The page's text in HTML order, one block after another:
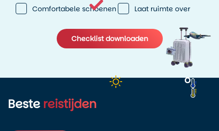
Comfortabele schoenen Laat ruimte over
Checklist downloaden
Bestereistijden
o